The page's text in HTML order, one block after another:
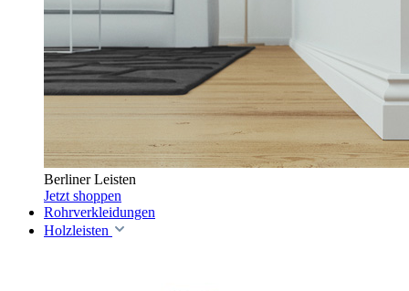
Berliner Leisten
Jetzt shoppen
Rohrverkleidungen
Holzleisten